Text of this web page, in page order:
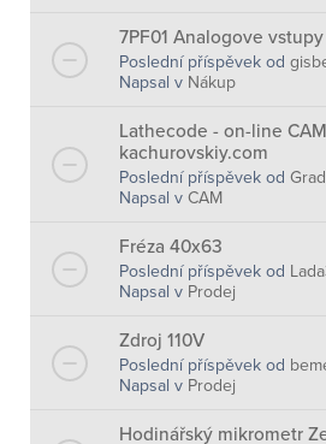
7PF01 Analogove
Poslední příspěvek od
Napsal v Nákup
Lathecode - on-line
kachurovskiy.com
Poslední příspěvek od Grad
Napsal v CAM
Fréza 40x63
Poslední příspěvek od
Napsal v Prodej
Zdroj 110V
Poslední příspěvek od
Napsal v Prodej
Hodinářský mikrometr